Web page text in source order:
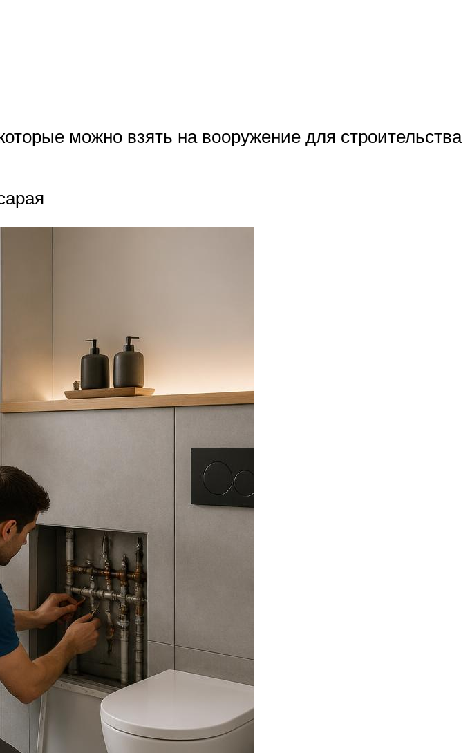
можно взять на вооружение для строительства